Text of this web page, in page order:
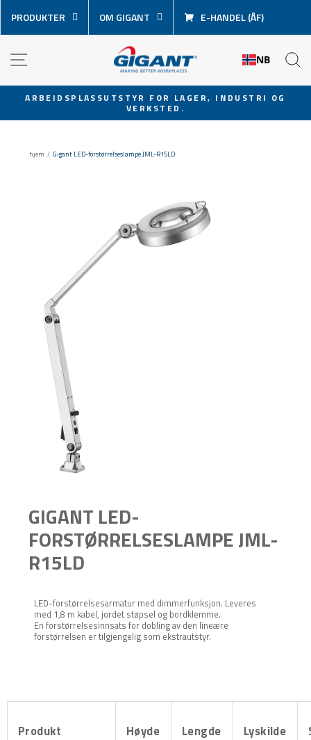
over
innhold
PRODUKTER OM GIGANT E-HANDEL (ÅF)
NB
Sett
pause
ARBEIDSPLASSUTSTYR FOR LAGER, INDUSTRI OG
VERKSTED.
hjem / Gigant LED-forstørrelseslampe JML-R15LD
GIGANT LED-
FORSTØRRELSESLAMPE JML-
R15LD
LED-forstørrelsesarmatur med dimmerfunksjon. Leveres
med 1,8 m kabel, jordet støpsel og bordklemme.
En forstørrelsesinnsats for dobling av den lineære
forstørrelsen er tilgjengelig som ekstrautstyr.
Produkt Høyde Lengde Lyskilde